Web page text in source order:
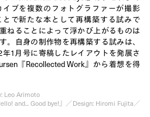
ブを複数のフォトグラファーが撮影
で新たな本として再構築する試みで
ねることによって浮かび上がるものは
。自身の制作物を再構築する試みは、
1月号に寄稿したレイアウトを発展さ
『Recollected Work』から着想を得
Leo Arimoto
and... Good bye!』／Design: Hiromi Fujita／